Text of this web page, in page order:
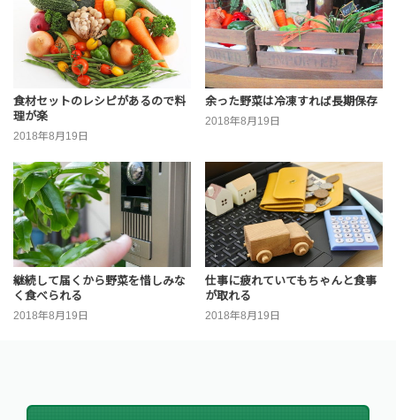
食材セットのレシピがあるので料
理が楽
2018年8月19日
余った野菜は冷凍すれば長期保存
2018年8月19日
継続して届くから野菜を惜しみな
く食べられる
2018年8月19日
仕事に疲れていてもちゃんと食事
が取れる
2018年8月19日